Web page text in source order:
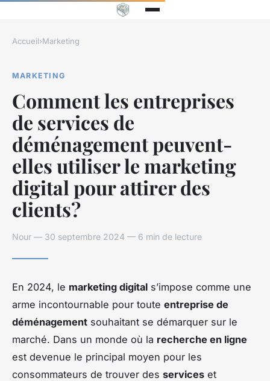
Accueil›Marketing
MARKETING
Comment les entreprises
de services de
déménagement peuvent-
elles utiliser le marketing
digital pour attirer des
clients?
Nour — 30 septembre 2024 — 6 min de lecture
En 2024, le marketing digital s’impose comme une
arme incontournable pour toute entreprise de
déménagement souhaitant se démarquer sur le
marché. Dans un monde où la recherche en ligne
est devenue le principal moyen pour les
consommateurs de trouver des services et